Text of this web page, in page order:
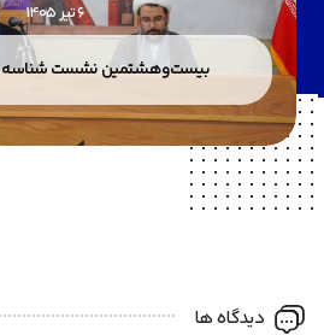
6 تیر 1405
بیست‌وهشتمین نشست شناسه
دیدگاه ها